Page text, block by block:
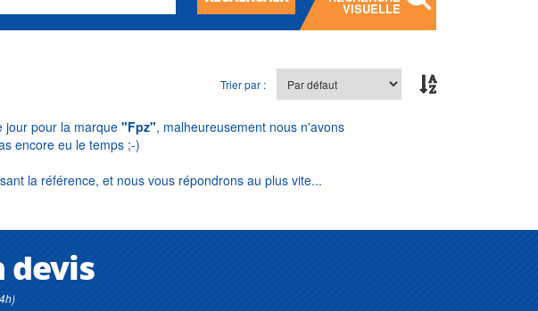
VISUELLE
Trier par :
jour pour la marque "Fpz", malheureusement nous n'avons
encore eu le temps ;-)
la référence, et nous vous répondrons au plus vite...
devis